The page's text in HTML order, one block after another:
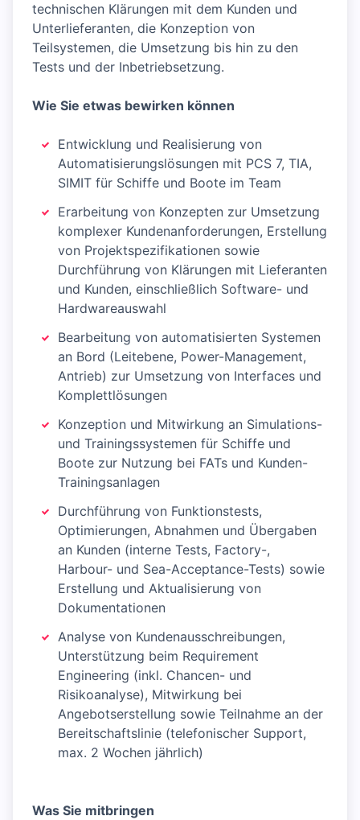
technischen Klärungen mit dem Kunden und
Unterlieferanten, die Konzeption von
Teilsystemen, die Umsetzung bis hin zu den
Tests und der Inbetriebsetzung.
Wie Sie etwas bewirken können
Entwicklung und Realisierung von
Automatisierungslösungen mit PCS 7, TIA,
SIMIT für Schiffe und Boote im Team
Erarbeitung von Konzepten zur Umsetzung
komplexer Kundenanforderungen, Erstellung
von Projektspezifikationen sowie
Durchführung von Klärungen mit Lieferanten
und Kunden, einschließlich Software- und
Hardwareauswahl
Bearbeitung von automatisierten Systemen
an Bord (Leitebene, Power-Management,
Antrieb) zur Umsetzung von Interfaces und
Komplettlösungen
Konzeption und Mitwirkung an Simulations-
und Trainingssystemen für Schiffe und
Boote zur Nutzung bei FATs und Kunden-
Trainingsanlagen
Durchführung von Funktionstests,
Optimierungen, Abnahmen und Übergaben
an Kunden (interne Tests, Factory-,
Harbour- und Sea-Acceptance-Tests) sowie
Erstellung und Aktualisierung von
Dokumentationen
Analyse von Kundenausschreibungen,
Unterstützung beim Requirement
Engineering (inkl. Chancen- und
Risikoanalyse), Mitwirkung bei
Angebotserstellung sowie Teilnahme an der
Bereitschaftslinie (telefonischer Support,
max. 2 Wochen jährlich)
Was Sie mitbringen